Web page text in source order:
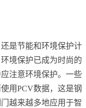
是节能和环境保护计
境保护已成为时尚的
注意环境保护。一些
用PCV数据，这是钢
越来越多地应用于智